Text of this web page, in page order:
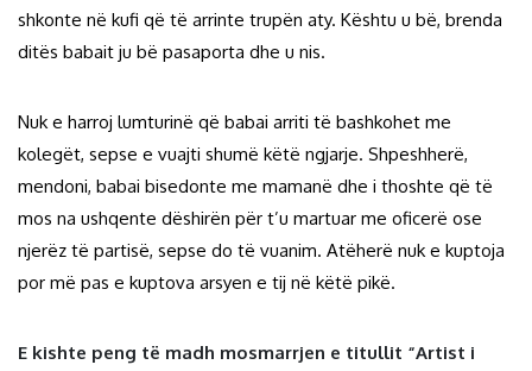
shkonte në kufi që të arrinte trupën aty. Kështu u bë, brenda
ditës babait ju bë pasaporta dhe u nis.
Nuk e harroj lumturinë që babai arriti të bashkohet me
kolegët, sepse e vuajti shumë këtë ngjarje. Shpeshherë,
mendoni, babai bisedonte me mamanë dhe i thoshte që të
mos na ushqente dëshirën për t’u martuar me oficerë ose
njerëz të partisë, sepse do të vuanim. Atëherë nuk e kuptoja
por më pas e kuptova arsyen e tij në këtë pikë.
E kishte peng të madh mosmarrjen e titullit “Artist i